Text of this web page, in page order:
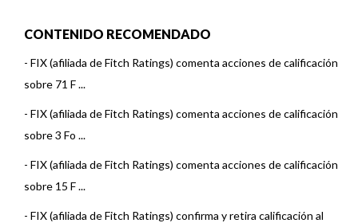
CONTENIDO RECOMENDADO
- FIX (afiliada de Fitch Ratings) comenta acciones de calificación
sobre 71 F ...
- FIX (afiliada de Fitch Ratings) comenta acciones de calificación
sobre 3 Fo ...
- FIX (afiliada de Fitch Ratings) comenta acciones de calificación
sobre 15 F ...
- FIX (afiliada de Fitch Ratings) confirma y retira calificación al